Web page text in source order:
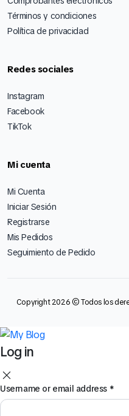
Términos y condiciones
Política de privacidad
Redes sociales
Instagram
Facebook
TikTok
Mi cuenta
Mi Cuenta
Iniciar Sesión
Registrarse
Mis Pedidos
Seguimiento de Pedido
Copyright 2026 © Todos los
Log in
Username or email address *